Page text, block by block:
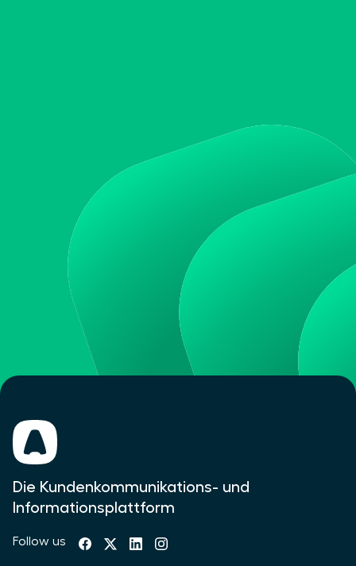
Die Kundenkommunikations- und
Informationsplattform
Follow us